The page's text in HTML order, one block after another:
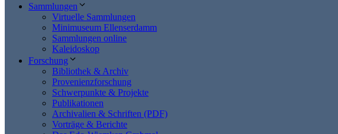
Sammlungen
Virtuelle Sammlungen
Minimuseum Ellenserdamm
Sammlungen online
Kaleidoskop
Forschung
Bibliothek & Archiv
Provenienzforschung
Schwerpunkte & Projekte
Publikationen
Archivalien & Schriften (PDF)
Vorträge & Berichte